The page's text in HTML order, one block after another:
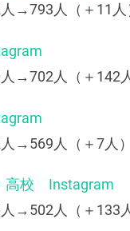
→793人（＋11人
→702人（＋142
→569人（＋7人
高校 Instagram
→502人（＋133